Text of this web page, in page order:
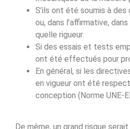
S’ils ont été soumis à
ou, dans l’affirmative,
quelle rigueur.
Si des essais et tests
ont été effectués pour
En général, si les
en vigueur ont été
conception (Norme UNE-
De même, un grand risque